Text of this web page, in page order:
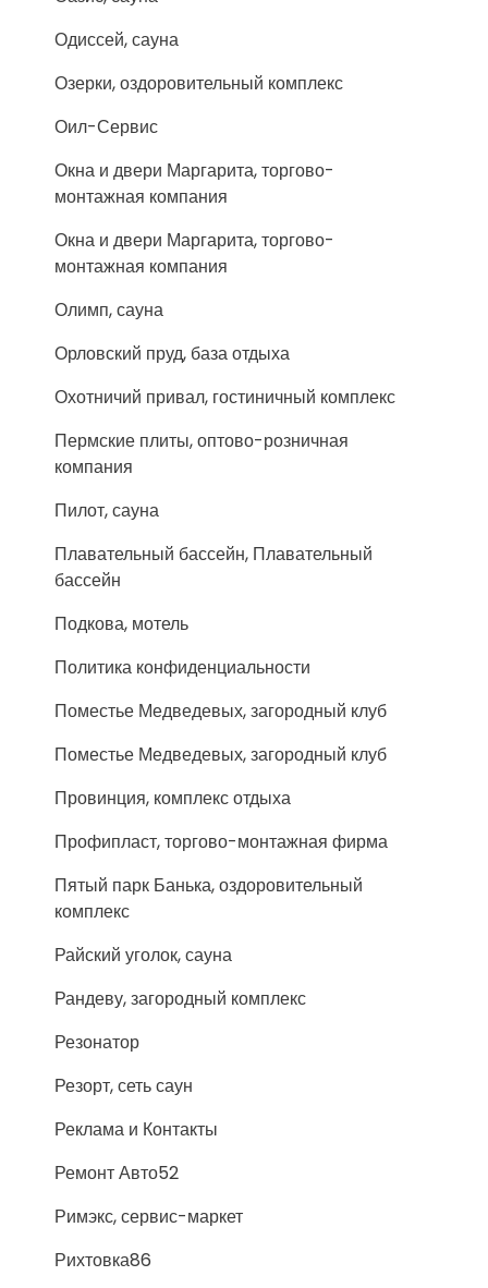
Одиссей, сауна
Озерки, оздоровительный комплекс
Оил-Сервис
Окна и двери Маргарита, торгово-
монтажная компания
Окна и двери Маргарита, торгово-
монтажная компания
Олимп, сауна
Орловский пруд, база отдыха
Охотничий привал, гостиничный комплекс
Пермские плиты, оптово-розничная
компания
Пилот, сауна
Плавательный бассейн, Плавательный
бассейн
Подкова, мотель
Политика конфиденциальности
Поместье Медведевых, загородный клуб
Поместье Медведевых, загородный клуб
Провинция, комплекс отдыха
Профипласт, торгово-монтажная фирма
Пятый парк Банька, оздоровительный
комплекс
Райский уголок, сауна
Рандеву, загородный комплекс
Резонатор
Резорт, сеть саун
Реклама и Контакты
Ремонт Авто52
Римэкс, сервис-маркет
Рихтовка86